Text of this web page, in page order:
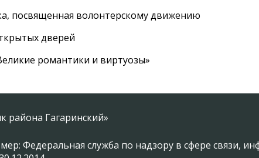
посвященная волонтерскому движению
дверей
романтики и виртуозы»
района Гагаринский»
Федеральная служба по надзору в сфере связи,